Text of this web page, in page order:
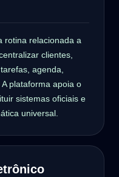
rotina relacionada a
clientes,
agenda,
plataforma apoia o
sistemas oficiais e
universal.